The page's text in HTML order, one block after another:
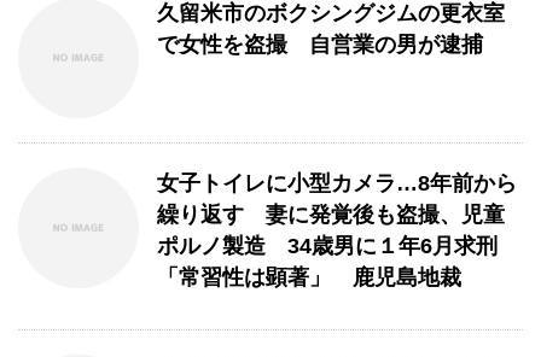
久留米市のボクシングジムの更衣室
で女性を盗撮 自営業の男が逮捕
女子トイレに小型カメラ…8年前から
繰り返す 妻に発覚後も盗撮、児童
ポルノ製造 34歳男に１年6月求刑
「常習性は顕著」 鹿児島地裁